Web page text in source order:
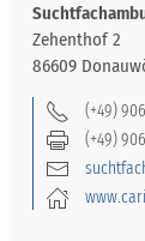
Zehenthof 2
86609
(+49)
(+49)